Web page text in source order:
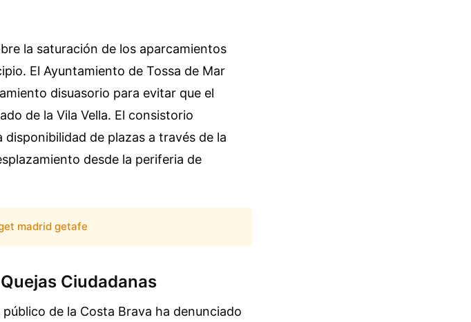
la saturación de los aparcamientos
El Ayuntamiento de Tossa de Mar
disuasorio para evitar que el
de la Vila Vella. El consistorio
de plazas a través de la
desde la periferia de
madrid getafe
Ciudadanas
de la Costa Brava ha denunciado